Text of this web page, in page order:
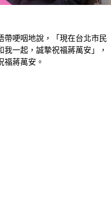
帶哽咽地說，「現在台北市民
一起，誠摯祝福蔣萬安」，
福蔣萬安。